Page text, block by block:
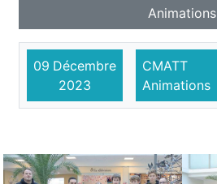
Animations
09 Décembre
2023
CMATT
Animations